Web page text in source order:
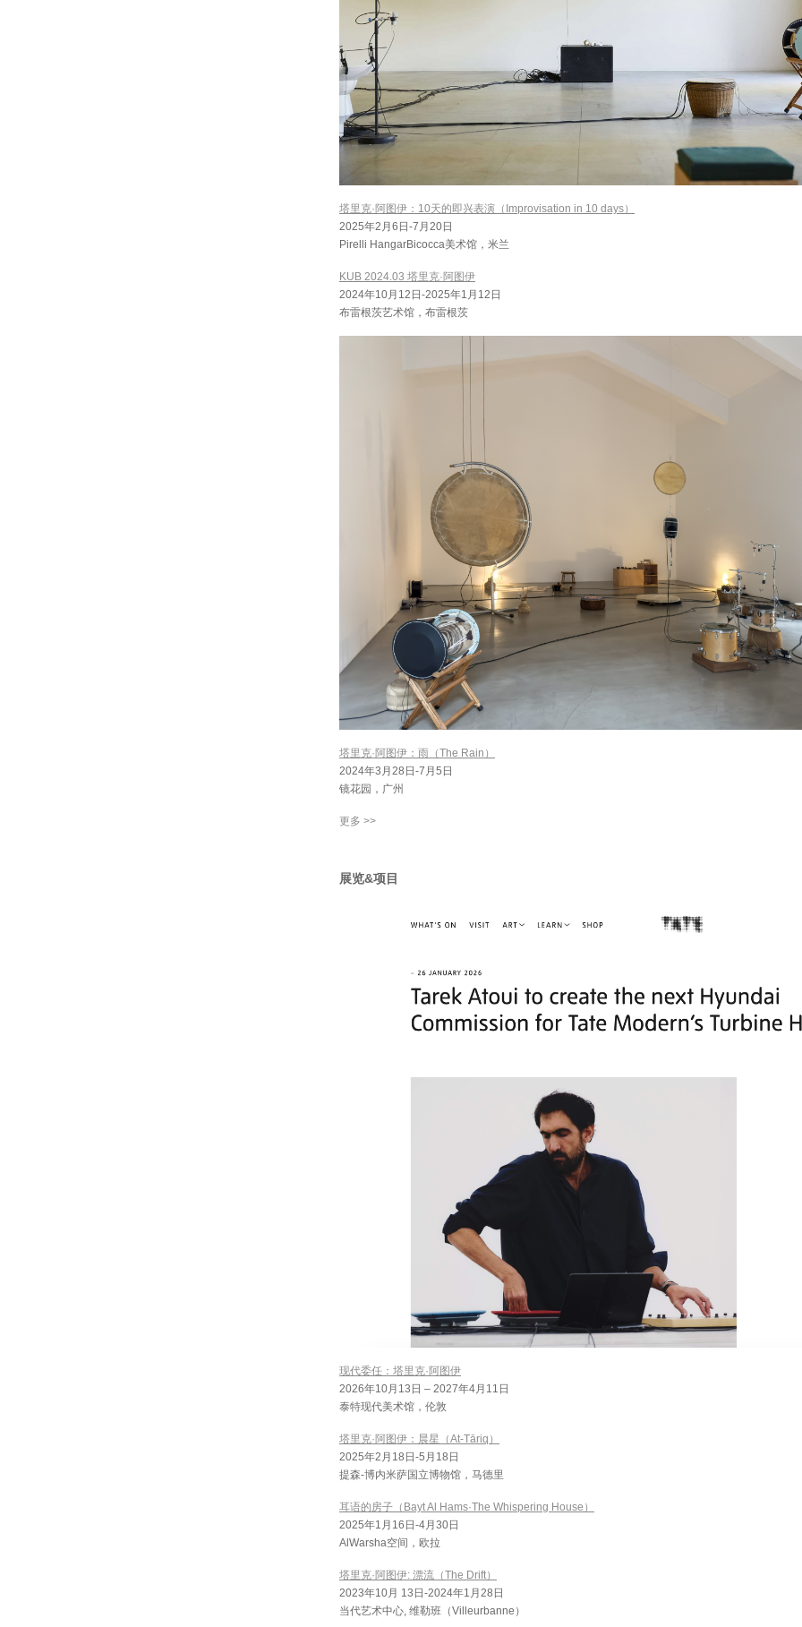
塔里克·阿图伊：10天的即兴表演（Improvisation in 10 days）
2025年2月6日-7月20日
Pirelli HangarBicocca美术馆，米兰
KUB 2024.03 塔里克·阿图伊
2024年10月12日-2025年1月12日
布雷根茨艺术馆，布雷根茨
塔里克·阿图伊：雨（The Rain）
2024年3月28日-7月5日
镜花园，广州
更多 >>
展览&项目
现代委任：塔里克·阿图伊
2026年10月13日 – 2027年4月11日
泰特现代美术馆，伦敦
塔里克·阿图伊：晨星（At-Tāriq）
2025年2月18日-5月18日
提森-博内米萨国立博物馆，马德里
耳语的房子（Bayt Al Hams·The Whispering House）
2025年1月16日-4月30日
AlWarsha空间，欧拉
塔里克·阿图伊: 漂流（The Drift）
2023年10月 13日-2024年1月28日
当代艺术中心, 维勒班（Villeurbanne）